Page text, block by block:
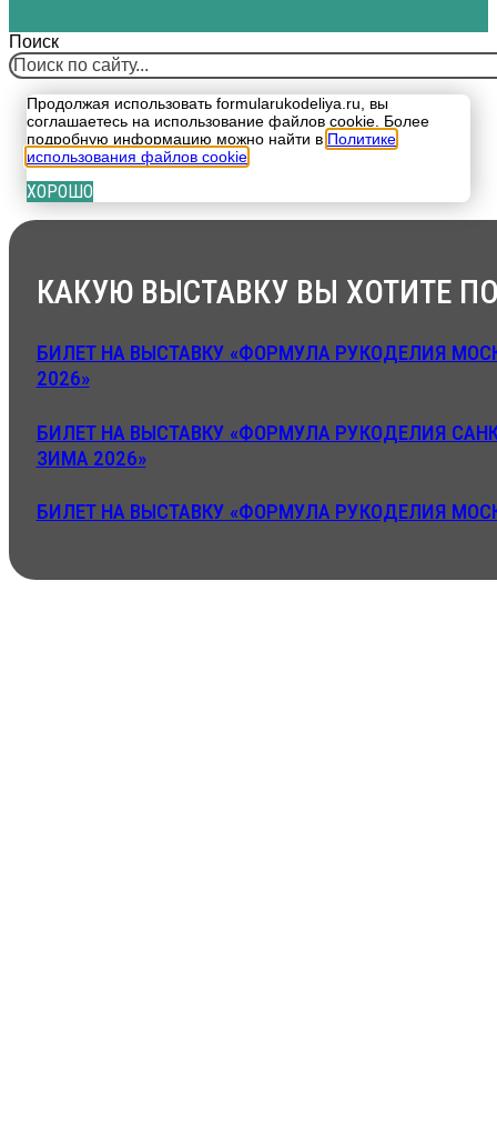
Поиск
Продолжая использовать formularukodeliya.ru, вы
соглашаетесь на использование файлов cookie. Более
подробную информацию можно найти в Политике
использования файлов cookie
ХОРОШО
КАКУЮ ВЫСТАВКУ ВЫ ХОТИТЕ
БИЛЕТ НА ВЫСТАВКУ «ФОРМУЛА РУКОДЕЛИЯ
2026»
БИЛЕТ НА ВЫСТАВКУ «ФОРМУЛА РУКОДЕЛИЯ
ЗИМА 2026»
БИЛЕТ НА ВЫСТАВКУ «ФОРМУЛА РУКОДЕЛИЯ